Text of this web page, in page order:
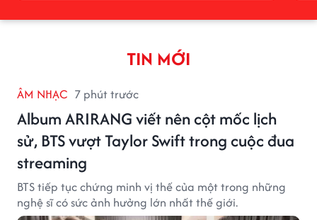
TIN MỚI
ÂM NHẠC 7 phút trước
Album ARIRANG viết nên cột mốc lịch
sử, BTS vượt Taylor Swift trong cuộc đua
streaming
BTS tiếp tục chứng minh vị thế của một trong những
nghệ sĩ có sức ảnh hưởng lớn nhất thế giới.